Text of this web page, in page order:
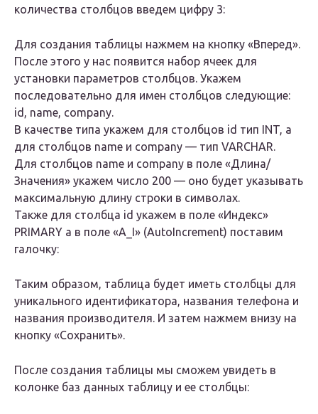
количества столбцов введем цифру 3:
Для создания таблицы нажмем на кнопку «Вперед».
После этого у нас появится набор ячеек для
установки параметров столбцов. Укажем
последовательно для имен столбцов следующие:
id, name, company.
В качестве типа укажем для столбцов id тип INT, а
для столбцов name и company — тип VARCHAR.
Для столбцов name и company в поле «Длина/
Значения» укажем число 200 — оно будет указывать
максимальную длину строки в символах.
Также для столбца id укажем в поле «Индекс»
PRIMARY а в поле «A_I» (AutoIncrement) поставим
галочку:
Таким образом, таблица будет иметь столбцы для
уникального идентификатора, названия телефона и
названия производителя. И затем нажмем внизу на
кнопку «Сохранить».
После создания таблицы мы сможем увидеть в
колонке баз данных таблицу и ее столбцы: